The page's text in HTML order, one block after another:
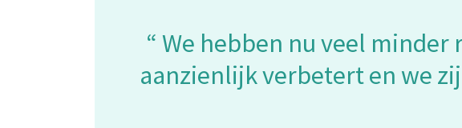
We hebben nu veel minder
aanzienlijk verbetert en we